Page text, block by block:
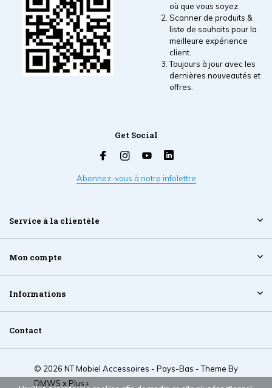
où que vous soyez.
Scanner de produits &
liste de souhaits pour la
meilleure expérience
client.
Toujours à jour avec les
dernières nouveautés et
offres.
Get Social
Abonnez-vous à notre infolettre
Service à la clientèle
Mon compte
Informations
Contact
© 2026 NT Mobiel Accessoires - Pays-Bas - Theme By
DMWS x Plus+